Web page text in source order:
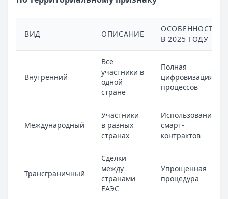
ВИД ОПИСАНИЕ
ОСОБЕННОСТИ
В 2025 ГОДУ
Внутренний
Все
участники в
одной
стране
Полная
цифровизация
процессов
Международный
Участники
в разных
странах
Использование
смарт-
контрактов
Трансграничный
Сделки
между
странами
ЕАЭС
Упрощенная
процедура